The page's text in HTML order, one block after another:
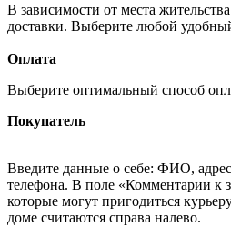
В зависимости от места
доставки. Выберите любой
Оплата
Выберите оптимальный способ
Покупатель
Введите данные о себе: ФИО,
телефона. В поле «Комментарии к
которые могут пригодиться
доме считаются справа налево.